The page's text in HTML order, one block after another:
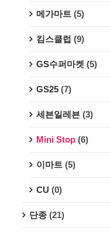
메가마트 (5)
킴스클럽 (9)
GS수퍼마켓 (5)
GS25 (7)
세븐일레븐 (3)
Mini Stop (6)
이마트 (5)
CU (0)
단종 (21)